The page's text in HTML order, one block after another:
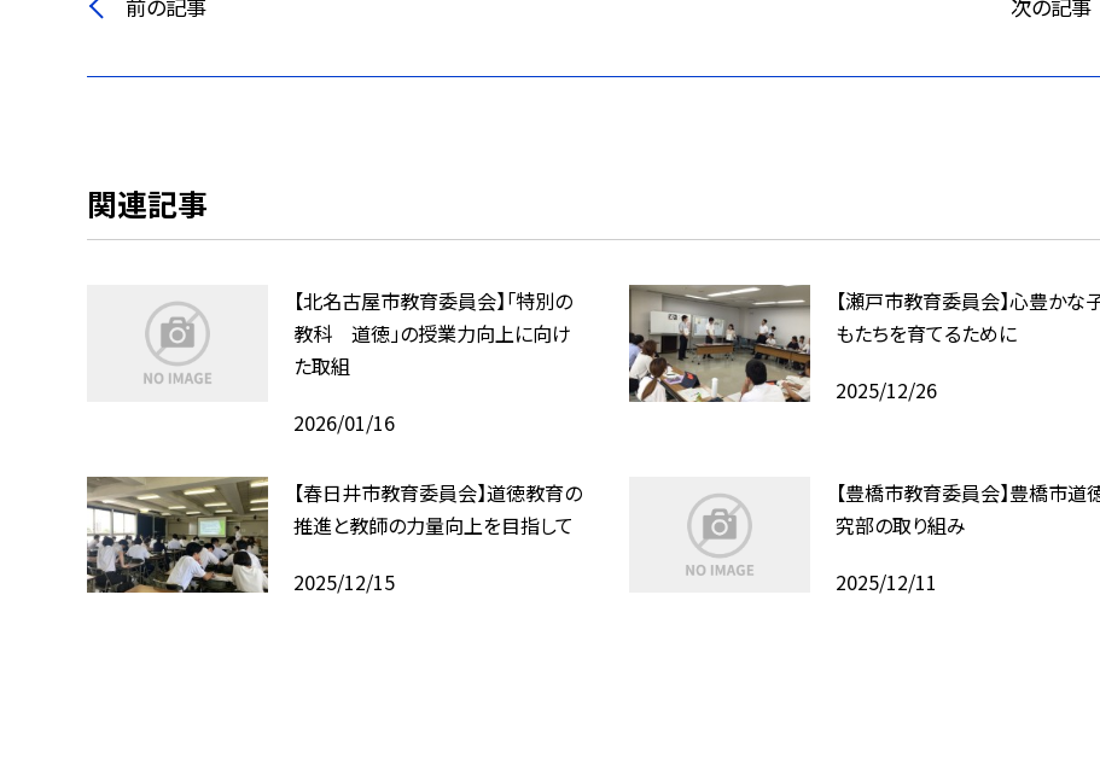
前の記事 次の記事
関連記事
【北名古屋市教育委員会】「特別の
教科 道徳」の授業力向上に向け
た取組
2026/01/16
【瀬戸市教育委員会】心豊かな
もたちを育てるために
2025/12/26
【春日井市教育委員会】道徳教育の
推進と教師の力量向上を目指して
2025/12/15
【豊橋市教育委員会】豊橋市道
究部の取り組み
2025/12/11